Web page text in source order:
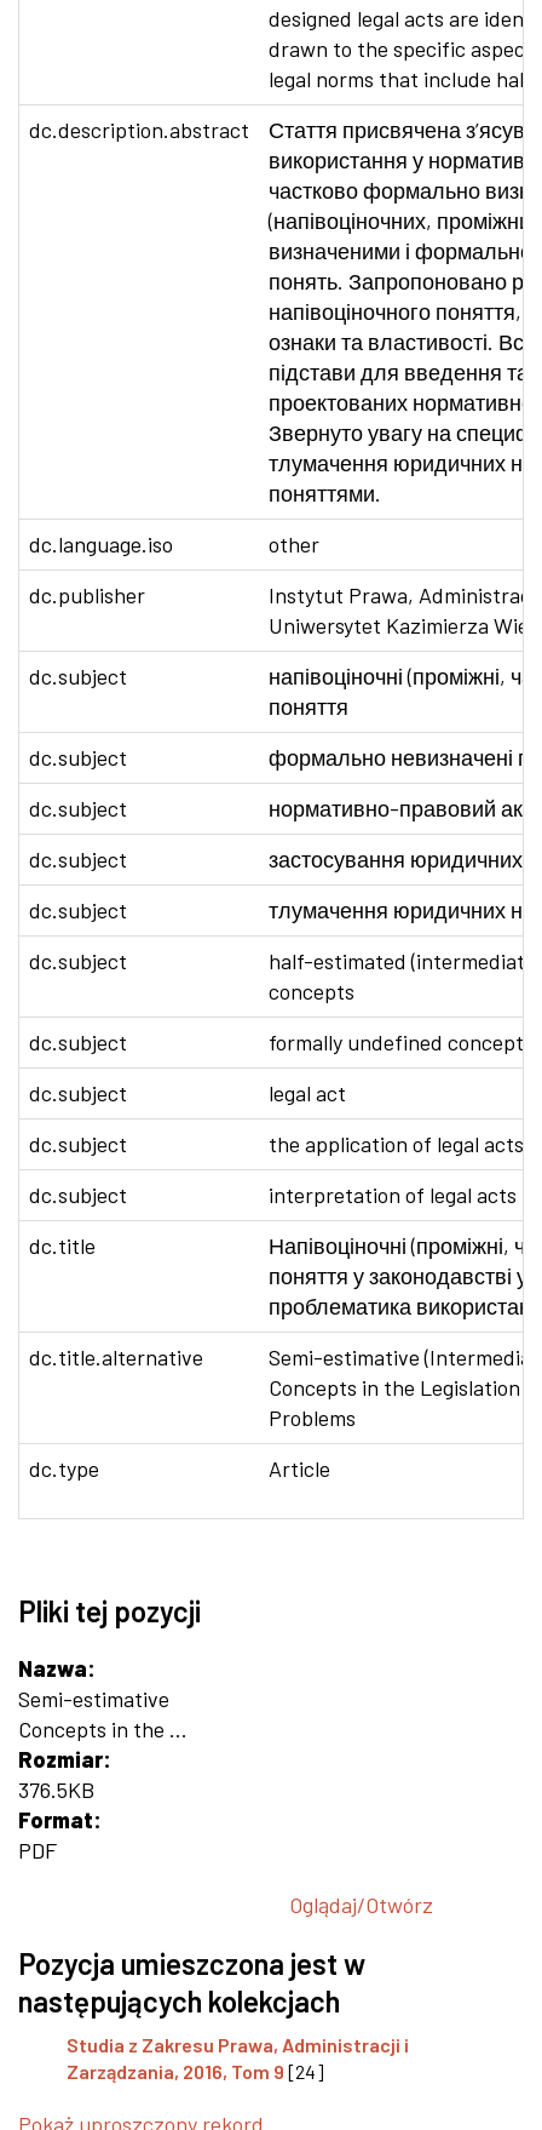
designed legal acts are
drawn to the specific
legal norms that include
dc.description.abstract
Стаття присвячена
використання у
частково формально
(напівоціночних,
визначеними і формально
понять. Запропоновано
напівоціночного поняття,
ознаки та властивості.
підстави для введення
проектованих
Звернуто увагу на
тлумачення юридичних
поняттями.
dc.language.iso
other
dc.publisher
Instytut Prawa,
Uniwersytet Kazimierza
dc.subject
напівоціночні (проміжні,
поняття
dc.subject
формально невизначені
dc.subject
нормативно-правовий акт
dc.subject
застосування юридичних
dc.subject
тлумачення юридичних
dc.subject
half-estimated
concepts
dc.subject
formally undefined concepts
dc.subject
legal act
dc.subject
the application of legal acts
dc.subject
interpretation of legal acts
dc.title
Напівоціночні (проміжні,
поняття у законодавстві
проблематика
dc.title.alternative
Semi-estimative
Concepts in the Legislation
Problems
dc.type
Article
Pliki tej pozycji
Nazwa:
Semi-estimative
Concepts in the ...
Rozmiar:
376.5KB
Format:
PDF
Oglądaj/Otwórz
Pozycja umieszczona jest w
następujących kolekcjach
Studia z Zakresu Prawa, Administracji i
Zarządzania, 2016, Tom 9 [24]
Pokaż uproszczony rekord